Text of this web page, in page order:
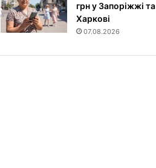
грн у Запоріжжі та
Харкові
07.08.2026